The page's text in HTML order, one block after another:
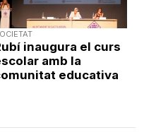
inaugura el curs
amb la
educativa